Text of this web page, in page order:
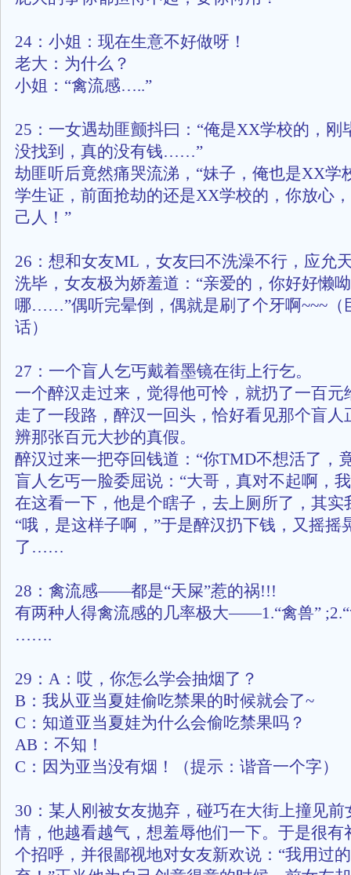
24：小姐：现在生意不好做呀！
老大：为什么？
小姐：“禽流感…..”
25：一女遇劫匪颤抖曰：“俺是XX学校的，刚
没找到，真的没有钱……”
劫匪听后竟然痛哭流涕，“妹子，俺也是XX学
学生证，前面抢劫的还是XX学校的，你放心
己人！”
26：想和女友ML，女友曰不洗澡不行，应允
洗毕，女友极为娇羞道：“亲爱的，你好好懒
哪……”偶听完晕倒，偶就是刷了个牙啊~~~（
话）
27：一个盲人乞丐戴着墨镜在街上行乞。
一个醉汉走过来，觉得他可怜，就扔了一百元
走了一段路，醉汉一回头，恰好看见那个盲人
辨那张百元大抄的真假。
醉汉过来一把夺回钱道：“你TMD不想活了，
盲人乞丐一脸委屈说：“大哥，真对不起啊，
在这看一下，他是个瞎子，去上厕所了，其实
“哦，是这样子啊，”于是醉汉扔下钱，又摇摇
了……
28：禽流感——都是“天屎”惹的祸!!!
有两种人得禽流感的几率极大——1.“禽兽”
…….
29：A：哎，你怎么学会抽烟了？
B：我从亚当夏娃偷吃禁果的时候就会了~
C：知道亚当夏娃为什么会偷吃禁果吗？
AB：不知！
C：因为亚当没有烟！（提示：谐音一个字）
30：某人刚被女友抛弃，碰巧在大街上撞见前
情，他越看越气，想羞辱他们一下。于是很有
个招呼，并很鄙视地对女友新欢说：“我用过